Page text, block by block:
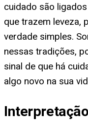
cuidado são
que trazem leveza,
verdade simples.
nessas tradições,
sinal de que há
algo novo na sua